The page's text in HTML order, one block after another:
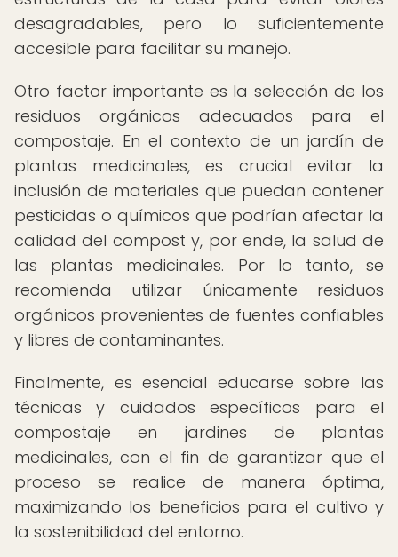
desagradables, pero lo suficientemente
accesible para facilitar su manejo.
Otro factor importante es la selección de los
residuos orgánicos adecuados para el
compostaje. En el contexto de un jardín de
plantas medicinales, es crucial evitar la
inclusión de materiales que puedan contener
pesticidas o químicos que podrían afectar la
calidad del compost y, por ende, la salud de
las plantas medicinales. Por lo tanto, se
recomienda utilizar únicamente residuos
orgánicos provenientes de fuentes confiables
y libres de contaminantes.
Finalmente, es esencial educarse sobre las
técnicas y cuidados específicos para el
compostaje en jardines de plantas
medicinales, con el fin de garantizar que el
proceso se realice de manera óptima,
maximizando los beneficios para el cultivo y
la sostenibilidad del entorno.